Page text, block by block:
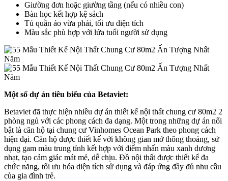
Giường đơn hoặc giường tầng (nếu có nhiều con)
Bàn học kết hợp kệ sách
Tủ quần áo vừa phải, tối ưu diện tích
Màu sắc phù hợp với lứa tuổi người sử dụng
Một số dự án tiêu biểu của Betaviet:
Betaviet đã thực hiện nhiều dự án thiết kế nội thất chung cư 80m2 2
phòng ngủ với các phong cách đa dạng. Một trong những dự án nổi
bật là căn hộ tại chung cư Vinhomes Ocean Park theo phong cách
hiện đại. Căn hộ được thiết kế với không gian mở thông thoáng, sử
dụng gam màu trung tính kết hợp với điểm nhấn màu xanh dương
nhạt, tạo cảm giác mát mẻ, dễ chịu. Đồ nội thất được thiết kế đa
chức năng, tối ưu hóa diện tích sử dụng và đáp ứng đầy đủ nhu cầu
của gia đình trẻ.